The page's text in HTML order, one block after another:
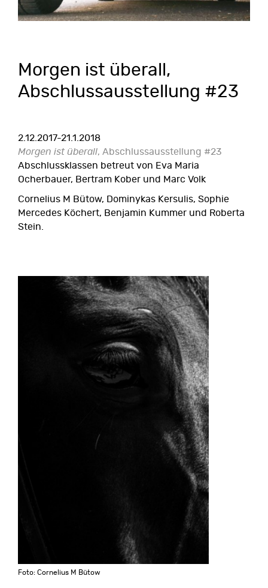
Morgen ist überall,
Abschlussausstellung #23
2.12.2017-21.1.2018
Morgen ist überall, Abschlussausstellung #23
Abschlussklassen betreut von Eva Maria
Ocherbauer, Bertram Kober und Marc Volk
Cornelius M Bütow, Dominykas Kersulis, Sophie
Mercedes Köchert, Benjamin Kummer und Roberta
Stein.
Foto: Cornelius M Bütow